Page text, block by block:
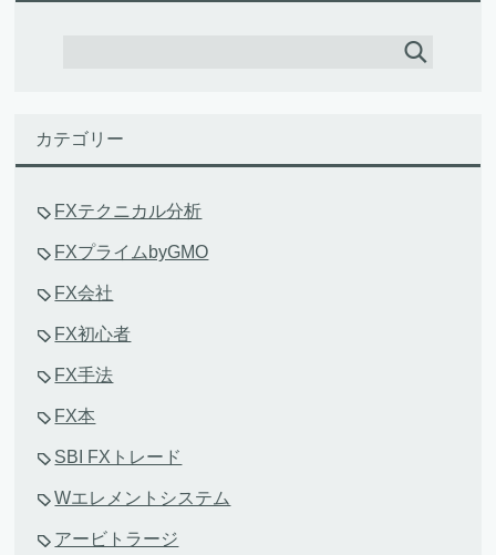
カテゴリー
FXテクニカル分析
FXプライムbyGMO
FX会社
FX初心者
FX手法
FX本
SBI FXトレード
Wエレメントシステム
アービトラージ